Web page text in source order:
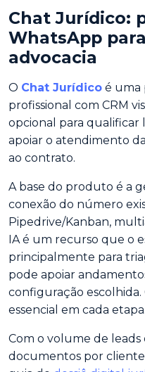
Chat Jurídico:
WhatsApp
advocacia
O Chat Jurídico é uma
profissional com CRM
opcional para qualificar
apoiar o atendimento
ao contrato.
A base do produto é a
conexão do número
Pipedrive/Kanban,
IA é um recurso que o
principalmente para
pode apoiar
configuração
essencial em cada etapa.
Com o volume de leads
documentos por cliente